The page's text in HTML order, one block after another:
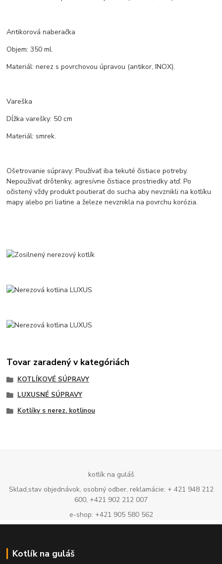
Antikorová naberačka
Objem: 350 ml.
Materiál: nerez s povrchovou úpravou (antikor, INOX).
Vareška
Dĺžka varešky: 50 cm
Materiál: smrek.
Ošetrovanie súpravy: Používať iba tekuté čistiace potreby.
Nepoužívať drôtenky, agresívne čistiace prostriedky atď. Po
očistený vždy produkt poutierať do sucha aby nevznikli na kotlíku
mapy alebo pri liatine a železe nevznikla na povrchu korózia.
Tovar zaradený v kategóriách
KOTLÍKOVÉ SÚPRAVY
LUXUSNÉ SÚPRAVY
Kotlíky s nerez. kotlinou
kotlík na guláš
Sklad,stav objednávok, osobný odber, reklamácie: + 421 948 212
600, +421 902 212 007
e-shop: +421 905 580 562
Kotlík na guláš